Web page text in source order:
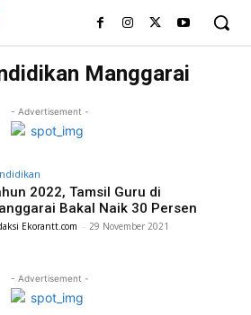
Manggarai
- Advertisement -
2022, Tamsil Guru di
Bakal Naik 30 Persen
Ekorantt.com - 29 November 2021
- Advertisement -